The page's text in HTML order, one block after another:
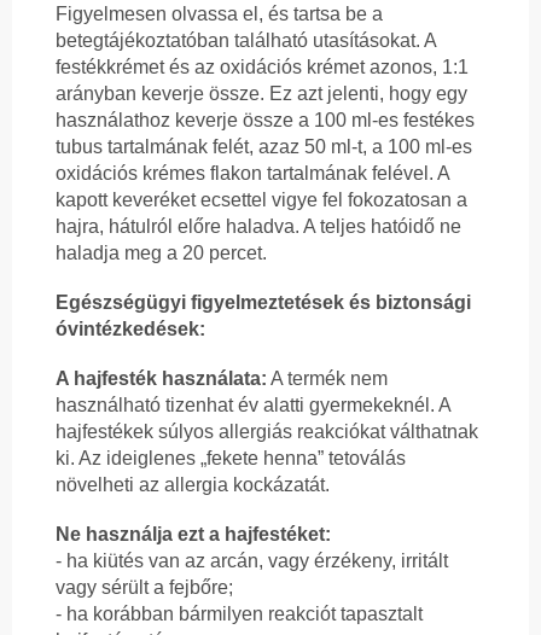
Figyelmesen olvassa el, és tartsa be a
betegtájékoztatóban található utasításokat. A
festékkrémet és az oxidációs krémet azonos, 1:1
arányban keverje össze. Ez azt jelenti, hogy egy
használathoz keverje össze a 100 ml-es festékes
tubus tartalmának felét, azaz 50 ml-t, a 100 ml-es
oxidációs krémes flakon tartalmának felével. A
kapott keveréket ecsettel vigye fel fokozatosan a
hajra, hátulról előre haladva. A teljes hatóidő ne
haladja meg a 20 percet.
Egészségügyi figyelmeztetések és biztonsági
óvintézkedések:
A hajfesték használata: A termék nem
használható tizenhat év alatti gyermekeknél. A
hajfestékek súlyos allergiás reakciókat válthatnak
ki. Az ideiglenes „fekete henna” tetoválás
növelheti az allergia kockázatát.
Ne használja ezt a hajfestéket:
- ha kiütés van az arcán, vagy érzékeny, irritált
vagy sérült a fejbőre;
- ha korábban bármilyen reakciót tapasztalt